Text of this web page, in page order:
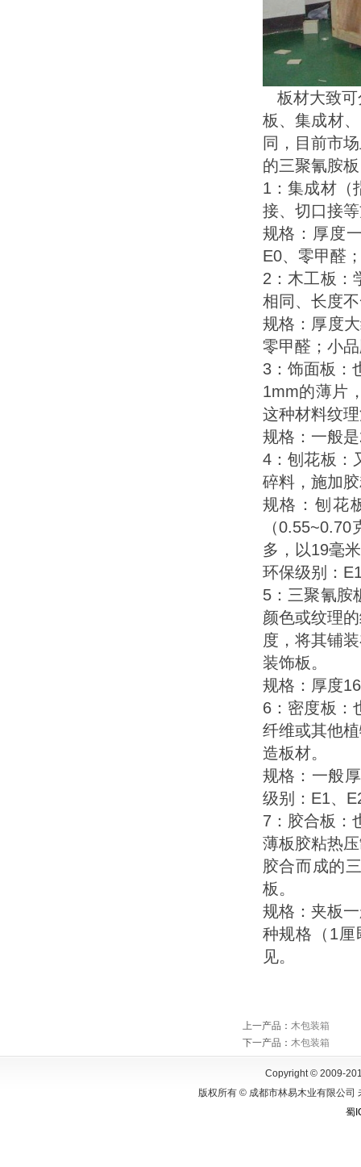
板材大致可
板、集成材
同，目前市
的三聚氰胺
1：集成材（
接、切口接
规格：厚度
E0、零甲醛
2：木工板：
相同、长度
规格：厚度
零甲醛；小
3：饰面板：
1mm的薄片
这种材料纹
规格：一般
4：刨花板：
碎料，施加
规格：刨花
（
多，以19毫
环保级别：
5：三聚氰胺
颜色或纹理
度，将其铺
装饰板。
规格：厚度
6：密度板：
纤维或其他
造板材。
规格：一般
级别：E1、
7：胶合板：
薄板胶粘热
胶合而成的
板。
规格：夹板
种规格（1厘
见。
上一产品 ： 木包装箱
下一产品 ： 木包装箱
Copyright © 2009-
版权所有 © 成都市林易木业有限公司
蜀